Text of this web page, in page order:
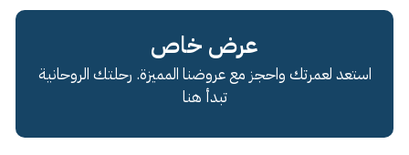
عرض خاص
استعد لعمرتك واحجز مع عروضنا المميزة. رحلتك الروحانية
تبدأ هنا